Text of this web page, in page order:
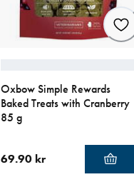
Oxbow Simple Rewards
Baked Treats with Cranberry
85 g
69.90 kr